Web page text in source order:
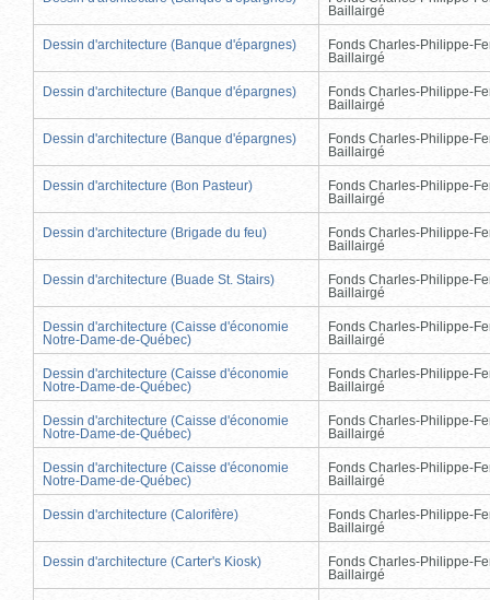
Baillairgé
Dessin d'architecture (Banque d'épargnes)
Fonds Charles-Philippe-
Baillairgé
Dessin d'architecture (Banque d'épargnes)
Fonds Charles-Philippe-
Baillairgé
Dessin d'architecture (Banque d'épargnes)
Fonds Charles-Philippe-
Baillairgé
Dessin d'architecture (Bon Pasteur)
Fonds Charles-Philippe-
Baillairgé
Dessin d'architecture (Brigade du feu)
Fonds Charles-Philippe-
Baillairgé
Dessin d'architecture (Buade St. Stairs)
Fonds Charles-Philippe-
Baillairgé
Dessin d'architecture (Caisse d'économie
Notre-Dame-de-Québec)
Fonds Charles-Philippe-
Baillairgé
Dessin d'architecture (Caisse d'économie
Notre-Dame-de-Québec)
Fonds Charles-Philippe-
Baillairgé
Dessin d'architecture (Caisse d'économie
Notre-Dame-de-Québec)
Fonds Charles-Philippe-
Baillairgé
Dessin d'architecture (Caisse d'économie
Notre-Dame-de-Québec)
Fonds Charles-Philippe-
Baillairgé
Dessin d'architecture (Calorifère)
Fonds Charles-Philippe-
Baillairgé
Dessin d'architecture (Carter's Kiosk)
Fonds Charles-Philippe-
Baillairgé